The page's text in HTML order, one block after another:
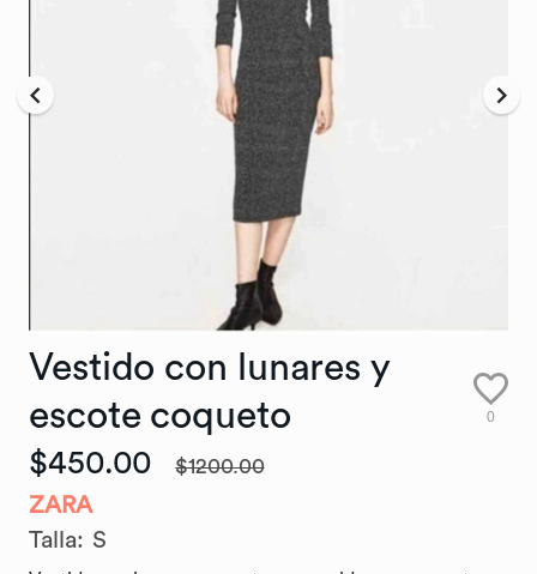
Vestido con lunares y
escote coqueto 0
$450.00 $1200.00
ZARA
Talla: S